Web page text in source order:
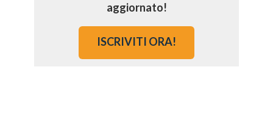
aggiornato!
ISCRIVITI ORA!